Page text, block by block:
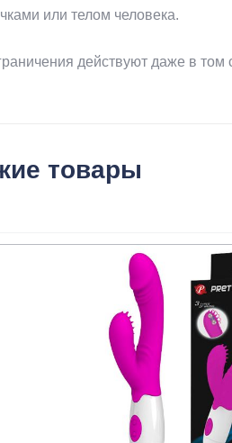
или телом человека.
действуют даже в том
товары